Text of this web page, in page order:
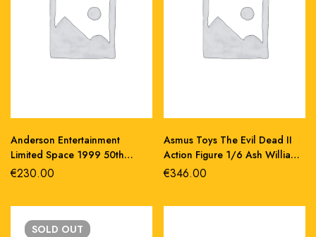
Anderson Entertainment
Limited Space 1999 50th
anniversary golden eagle
€230.00
Asmus Toys The Evil Dead II
Action Figure 1/6 Ash Williams
31 cm Action figures: 30 cm La
€346.00
SOLD OUT